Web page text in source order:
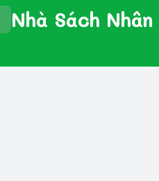
Nhà Sách Nhân